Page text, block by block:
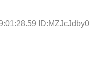
ID:MZJcJdby0